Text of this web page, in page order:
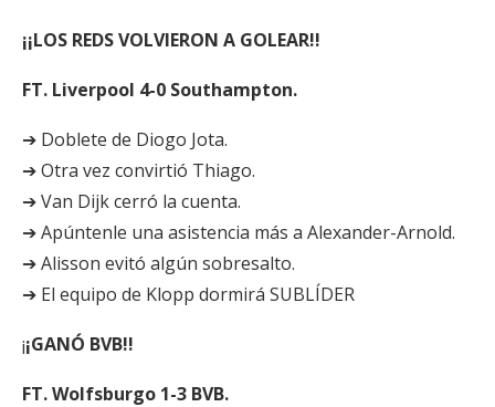
¡¡LOS REDS VOLVIERON A GOLEAR!!
FT. Liverpool 4-0 Southampton.
➔ Doblete de Diogo Jota.
➔ Otra vez convirtió Thiago.
➔ Van Dijk cerró la cuenta.
➔ Apúntenle una asistencia más a Alexander-Arnold.
➔ Alisson evitó algún sobresalto.
➔ El equipo de Klopp dormirá SUBLÍDER
¡¡GANÓ BVB!!
FT. Wolfsburgo 1-3 BVB.